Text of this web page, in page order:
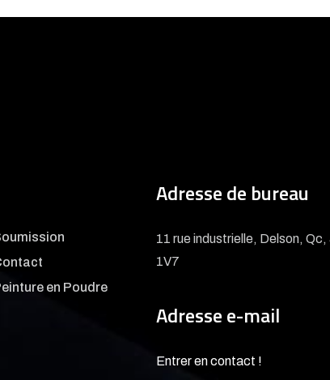
en Poudre
Adresse de bureau
11 rue industrielle, Delson,
1V7
Adresse e-mail
Entrer en contact !